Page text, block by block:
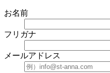
お名前
フリガナ
メールアドレス